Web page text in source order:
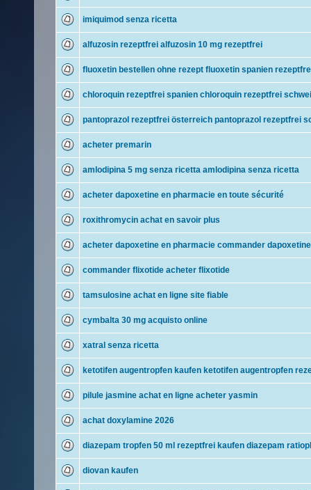
imiquimod senza ricetta
alfuzosin rezeptfrei alfuzosin 10 mg rezeptfrei
fluoxetin bestellen ohne rezept fluoxetin spanien
chloroquin rezeptfrei spanien chloroquin rezeptfrei
pantoprazol rezeptfrei österreich pantoprazol rezeptfrei
acheter premarin
amlodipina 5 mg senza ricetta amlodipina senza ricetta
acheter dapoxetine en pharmacie en toute sécurité
roxithromycin achat en savoir plus
acheter dapoxetine en pharmacie commander dapoxetine
commander flixotide acheter flixotide
tamsulosine achat en ligne site fiable
cymbalta 30 mg acquisto online
xatral senza ricetta
ketotifen augentropfen kaufen ketotifen augentropfen
pilule jasmine achat en ligne acheter yasmin
achat doxylamine 2026
diazepam tropfen 50 ml rezeptfrei kaufen diazepam
diovan kaufen